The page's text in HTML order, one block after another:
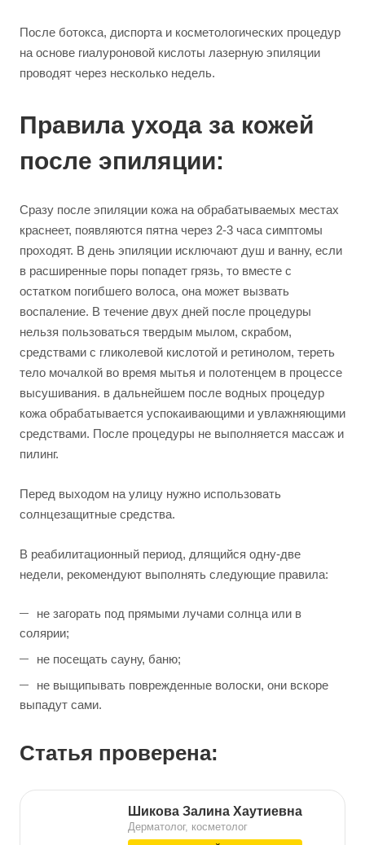
После ботокса, диспорта и косметологических процедур
на основе гиалуроновой кислоты лазерную эпиляции
проводят через несколько недель.
Правила ухода за кожей
после эпиляции:
Сразу после эпиляции кожа на обрабатываемых местах
краснеет, появляются пятна через 2-3 часа симптомы
проходят. В день эпиляции исключают душ и ванну, если
в расширенные поры попадет грязь, то вместе с
остатком погибшего волоса, она может вызвать
воспаление. В течение двух дней после процедуры
нельзя пользоваться твердым мылом, скрабом,
средствами с гликолевой кислотой и ретинолом, тереть
тело мочалкой во время мытья и полотенцем в процессе
высушивания. в дальнейшем после водных процедур
кожа обрабатывается успокаивающими и увлажняющими
средствами. После процедуры не выполняется массаж и
пилинг.
Перед выходом на улицу нужно использовать
солнцезащитные средства.
В реабилитационный период, длящийся одну-две
недели, рекомендуют выполнять следующие правила:
не загорать под прямыми лучами солнца или в
солярии;
не посещать сауну, баню;
не выщипывать поврежденные волоски, они вскоре
выпадут сами.
Статья проверена:
Шикова Залина Хаутиевна
Дерматолог, косметолог